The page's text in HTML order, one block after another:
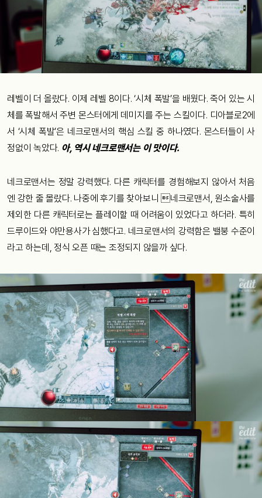
레벨이 더 올랐다. 이제 레벨 8이다. ‘시체 폭발’을 배웠다. 죽어 있는 시
체를 폭발해서 주변 몬스터에게 데미지를 주는 스킬이다. 디아블로2에
서 ‘시체 폭발’은 네크로맨서의 핵심 스킬 중 하나였다. 몬스터들이 사
정없이 녹았다. 아, 역시 네크로맨서는 이 맛이다.
네크로맨서는 정말 강력했다. 다른 캐릭터를 경험해보지 않아서 처음
엔 강한 줄 몰랐다. 나중에 후기를 찾아보니 네크로맨서, 원소술사를
제외한 다른 캐릭터로는 플레이할 때 어려움이 있었다고 하더라. 특히
드루이드와 야만용사가 심했다고. 네크로맨서의 강력함은 밸붕 수준이
라고 하는데, 정식 오픈 때는 조정되지 않을까 싶다.